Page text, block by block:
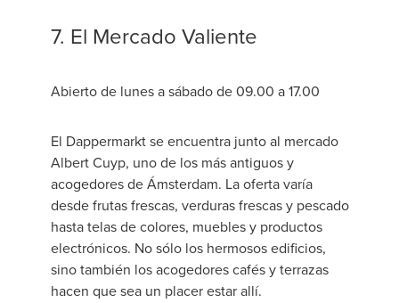
7. El Mercado Valiente
Abierto de lunes a sábado de 09.00 a 17.00
El Dappermarkt se encuentra junto al mercado
Albert Cuyp, uno de los más antiguos y
acogedores de Ámsterdam. La oferta varía
desde frutas frescas, verduras frescas y pescado
hasta telas de colores, muebles y productos
electrónicos. No sólo los hermosos edificios,
sino también los acogedores cafés y terrazas
hacen que sea un placer estar allí.